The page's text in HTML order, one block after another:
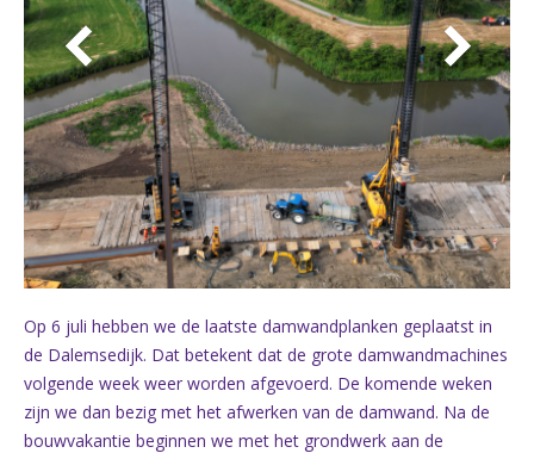
Op 6 juli hebben we de laatste damwandplanken geplaatst in
de Dalemsedijk. Dat betekent dat de grote damwandmachines
volgende week weer worden afgevoerd. De komende weken
zijn we dan bezig met het afwerken van de damwand. Na de
bouwvakantie beginnen we met het grondwerk aan de